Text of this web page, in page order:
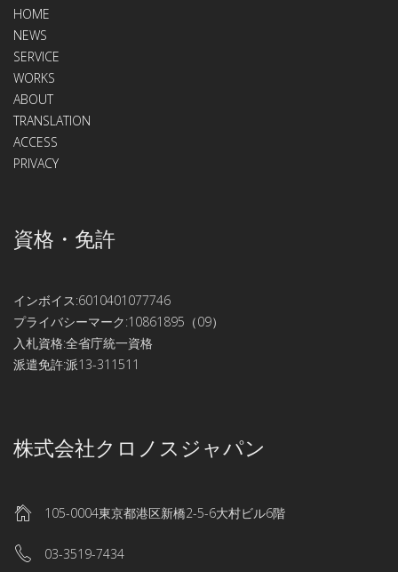
HOME
NEWS
SERVICE
WORKS
ABOUT
TRANSLATION
ACCESS
PRIVACY
資格・免許
インボイス:6010401077746
プライバシーマーク:10861895（09）
入札資格:全省庁統一資格
派遣免許:派13-311511
株式会社クロノスジャパン
105-0004東京都港区新橋2-5-6大村ビル6階
03-3519-7434